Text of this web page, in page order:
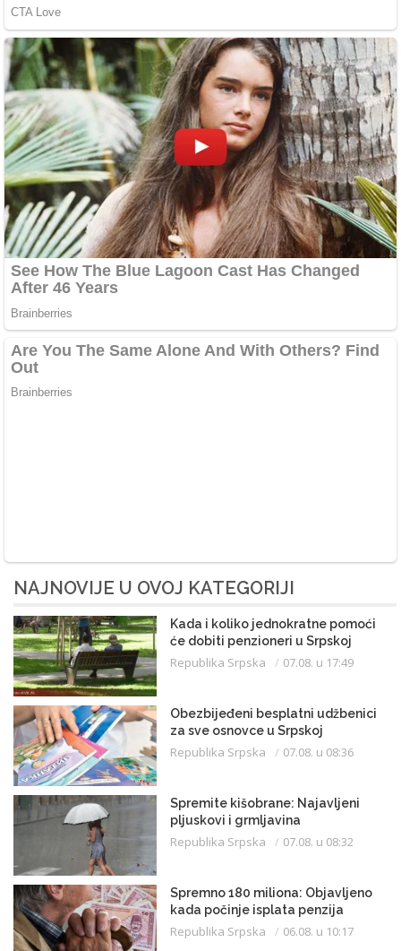
NAJNOVIJE U OVOJ KATEGORIJI
Kada i koliko jednokratne pomoći
će dobiti penzioneri u Srpskoj
Republika Srpska 07.08. u 17:49
Obezbijeđeni besplatni udžbenici
za sve osnovce u Srpskoj
Republika Srpska 07.08. u 08:36
Spremite kišobrane: Najavljeni
pljuskovi i grmljavina
Republika Srpska 07.08. u 08:32
Spremno 180 miliona: Objavljeno
kada počinje isplata penzija
Republika Srpska 06.08. u 10:17